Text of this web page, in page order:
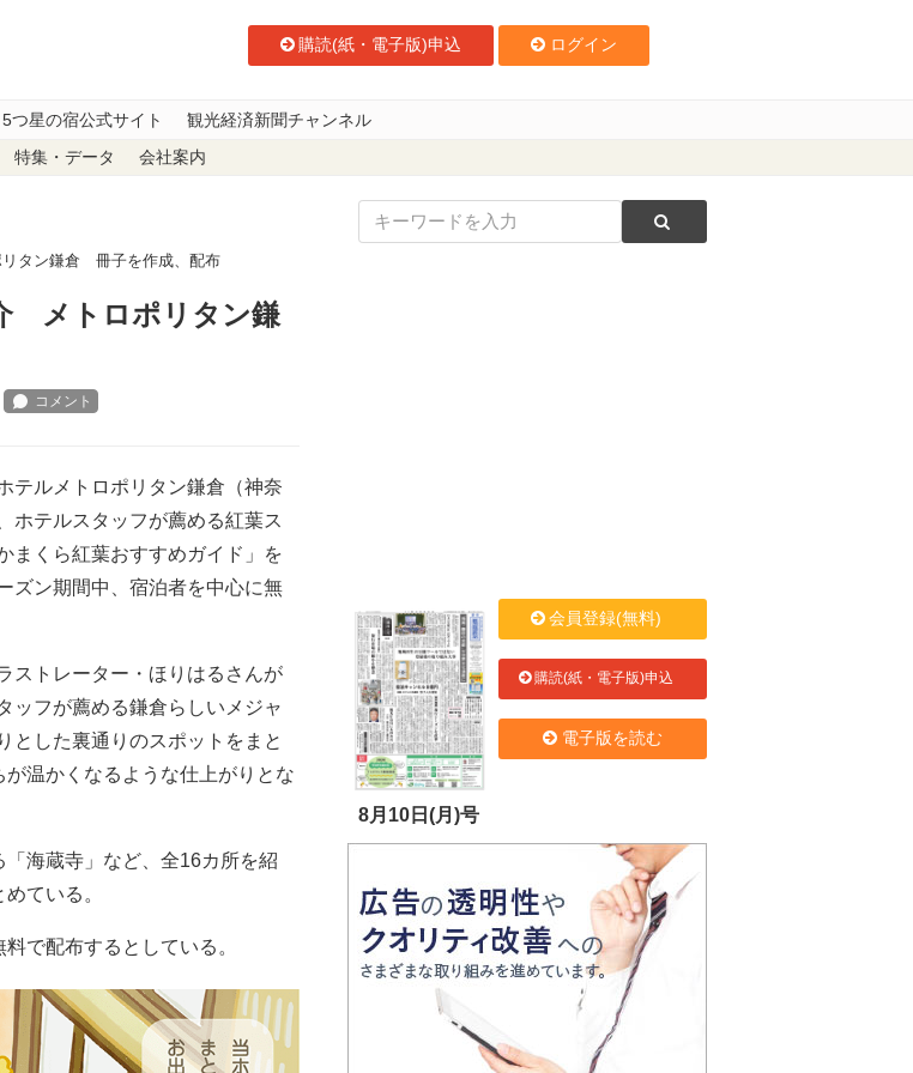
購読(紙・電子版)申込 ログイン
5つ星の宿公式サイト 観光経済新聞チャンネル
特集・データ 会社案内
タン鎌倉 冊子を作成、配布
メトロポリタン鎌
テルメトロポリタン鎌倉（神奈
ホテルスタッフが薦める紅葉ス
まくら紅葉おすすめガイド」を
ズン期間中、宿泊者を中心に無
ストレーター・ほりはるさんが
ッフが薦める鎌倉らしいメジャ
とした裏通りのスポットをまと
温かくなるような仕上がりとな
海蔵寺」など、全16カ所を紹
ている。
で配布するとしている。
8月10日(月)号
会員登録(無料)
購読(紙・電子版)申込
電子版を読む